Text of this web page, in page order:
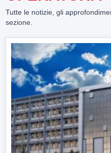
Tutte le notizie, gli
sezione.